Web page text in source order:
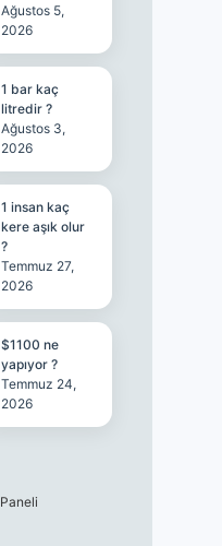
Ağustos 5,
2026
1 bar kaç
litredir ?
Ağustos 3,
2026
1 insan kaç
kere aşık olur
?
Temmuz 27,
2026
$1100 ne
yapıyor ?
Temmuz 24,
2026